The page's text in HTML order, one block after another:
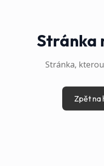
Stránka
Stránka,
Zpět na